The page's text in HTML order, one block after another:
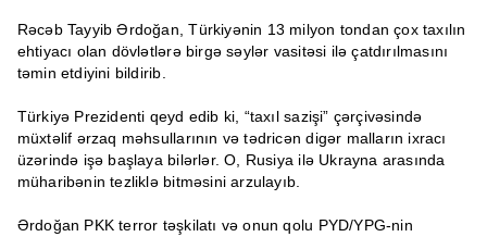
Rəcəb Tayyib Ərdoğan, Türkiyənin 13 milyon tondan çox taxılın
ehtiyacı olan dövlətlərə birgə səylər vasitəsi ilə çatdırılmasını
təmin etdiyini bildirib.
Türkiyə Prezidenti qeyd edib ki, “taxıl sazişi” çərçivəsində
müxtəlif ərzaq məhsullarının və tədricən digər malların ixracı
üzərində işə başlaya bilərlər. O, Rusiya ilə Ukrayna arasında
müharibənin tezliklə bitməsini arzulayıb.
Ərdoğan PKK terror təşkilatı və onun qolu PYD/YPG-nin